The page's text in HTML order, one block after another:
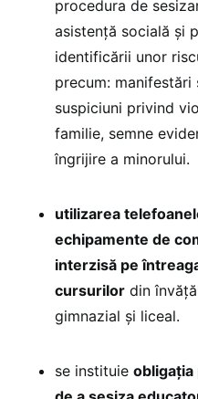
procedura de
asistență socială și
identificării unor
precum:
suspiciuni privind
familie, semne
îngrijire a minorului.
utilizarea
echipamente de
interzisă pe
cursurilor din
gimnazial și liceal.
se instituie